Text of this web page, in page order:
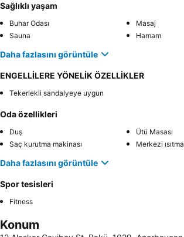
Sağlıklı yaşam
Buhar Odası
Masaj
Sauna
Hamam
Daha fazlasını görüntüle
ENGELLİLERE YÖNELİK ÖZELLİKLER
Tekerlekli sandalyeye uygun
Oda özellikleri
Duş
Ütü Masası
Saç kurutma makinası
Merkezi ısıtma
Daha fazlasını görüntüle
Spor tesisleri
Fitness
Konum